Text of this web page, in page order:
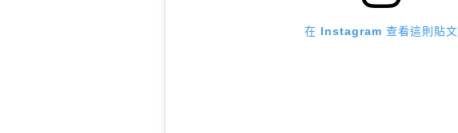
在 Instagram 查看這則貼文